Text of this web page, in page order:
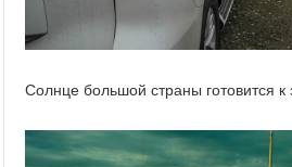
Солнце большой страны готовится к